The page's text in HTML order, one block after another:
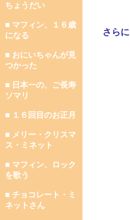
ちょうだい
■ マフィン、１６歳
になる
■ おにいちゃんが見
つかった
■ 日本一の、ご長寿
ソマリ
■ １６回目のお正月
■ メリー・クリスマ
ス・ミネット
■ マフィン、ロック
を歌う
■ チョコレート・ミ
ネットさん
さら